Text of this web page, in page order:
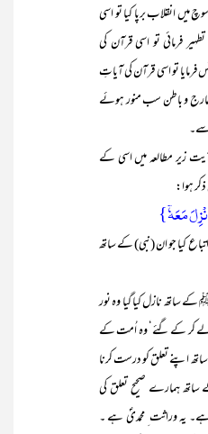
میں انقلاب برپا کیا تو اسی
فرمائی تو اسی قرآن کی
تو اسی قرآن کی آیاتِ
خارج و باطن سب منور ہوئے
زیر مطالعہ میں اسی کے
ہوا:
مَعَہٗۤ}
کیا جو ان (نبی) کے ساتھ
نازل کیا گیا وہ نور
کے گئے‘ وہ اُمت کے
اپنے تعلق کو درست کرنا
ہمارے صحیح تعلق کی
ہے۔ یہ وراثت ِ محمدیؐ ہے ۔